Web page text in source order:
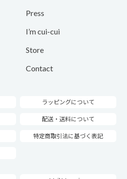
Press
I’m cui-cui
Store
Contact
ラッピングについて
配送・送料について
特定商取引法に基づく表記